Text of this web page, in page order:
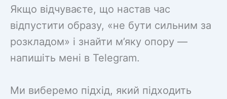
Якщо відчуваєте, що настав час
відпустити образу, «не бути сильним за
розкладом» і знайти м’яку опору —
напишіть мені в Telegram.
Ми виберемо підхід, який підходить